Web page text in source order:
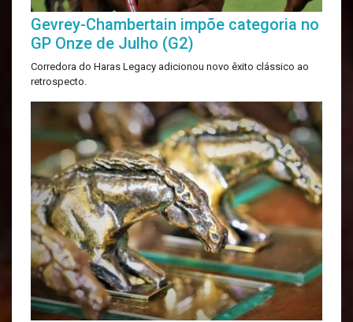
Gevrey-Chambertain impõe categoria no
GP Onze de Julho (G2)
Corredora do Haras Legacy adicionou novo êxito clássico ao
retrospecto.